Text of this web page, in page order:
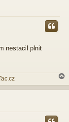
nestacil plnit
a
h